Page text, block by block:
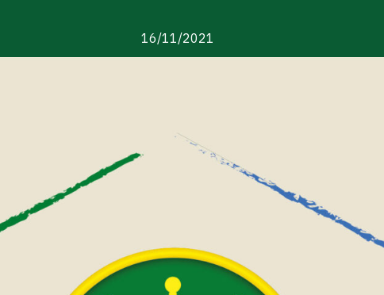
16/11/2021